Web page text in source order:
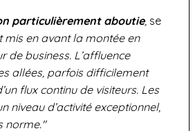
particulièrement aboutie, se
mis en avant la montée en
de business. L’affluence
allées, parfois difficilement
flux continu de visiteurs. Les
niveau d’activité exceptionnel,
norme."